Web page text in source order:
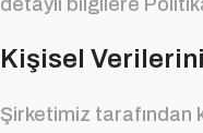
detaylı bilgilere
Kişisel
Şirketimiz tarafından